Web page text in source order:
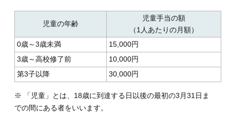
児童の年齢
児童手当の額
（1人あたりの月額）
0歳～3歳未満
15,000円
3歳～高校修了前
10,000円
第3子以降
30,000円
※ 「児童」とは、18歳に到達する日以後の最初の3月31日ま
での間にある者をいいます。